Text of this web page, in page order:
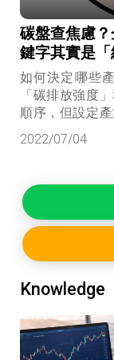
碳盤查焦慮
鍵字其實是「
如何決定哪些
「碳排放強度
順序，但設定
方法—綠色溢價
碳，要多花多少
2022/07/04
Knowledge